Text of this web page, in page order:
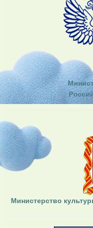
Министерство